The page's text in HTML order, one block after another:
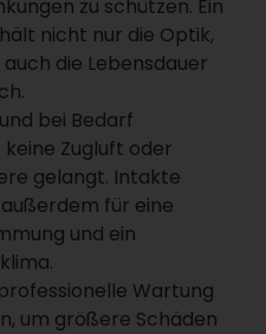
zu schützen. Ein
nicht nur die Optik,
die Lebensdauer
bei Bedarf
Zugluft oder
gelangt. Intakte
für eine
und ein
Wartung
um größere Schäden